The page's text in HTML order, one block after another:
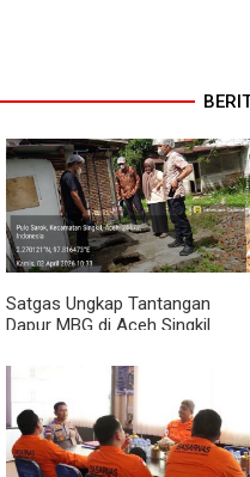
Satgas Ungkap Tantangan
Dapur MBG di Aceh Singkil